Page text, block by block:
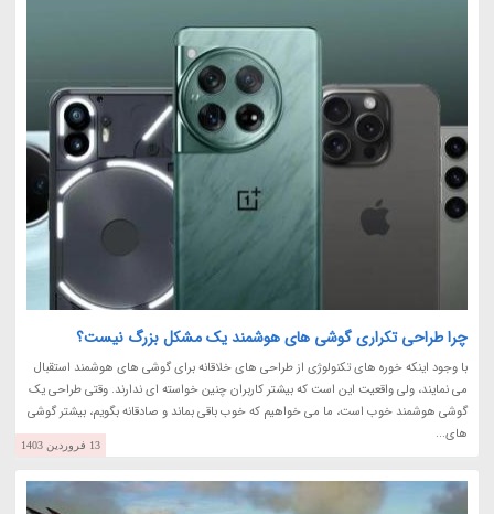
چرا طراحی تکراری گوشی های هوشمند یک مشکل بزرگ نیست؟
با وجود اینکه خوره های تکنولوژی از طراحی های خلاقانه برای گوشی های هوشمند استقبال
می نمایند، ولی واقعیت این است که بیشتر کاربران چنین خواسته ای ندارند. وقتی طراحی یک
گوشی هوشمند خوب است، ما می خواهیم که خوب باقی بماند و صادقانه بگویم، بیشتر گوشی
های...
13 فروردین 1403